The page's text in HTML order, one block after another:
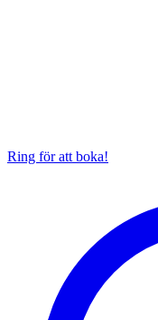
Ring för att boka!